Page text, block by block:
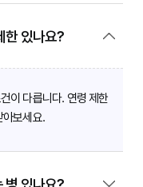
한 있나요?
이 다릅니다. 연령 제한
아보세요.